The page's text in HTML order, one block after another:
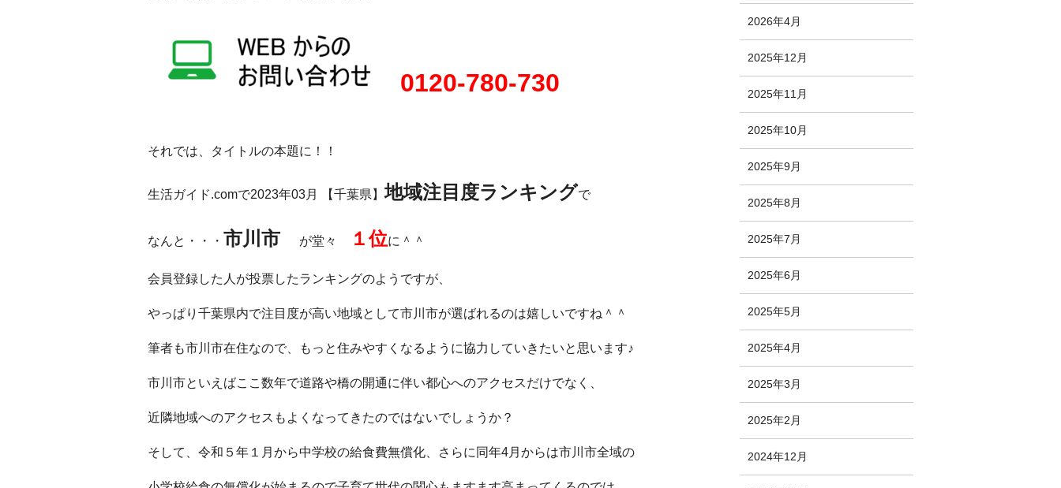
0120-780-730
それでは、タイトルの本題に！！
生活ガイド.comで2023年03月 【千葉県】地域注目度ランキングで
なんと・・・ 市川市 が堂々 １位に＾＾
会員登録した人が投票したランキングのようですが、
やっぱり千葉県内で注目度が高い地域として市川市が選ばれるのは嬉しいですね＾＾
筆者も市川市在住なので、もっと住みやすくなるように協力していきたいと思います♪
市川市といえばここ数年で道路や橋の開通に伴い都心へのアクセスだけでなく、
近隣地域へのアクセスもよくなってきたのではないでしょうか？
そして、令和５年１月から中学校の給食費無償化、さらに同年4月からは市川市全域の
2026年4月
2025年12月
2025年11月
2025年10月
2025年9月
2025年8月
2025年7月
2025年6月
2025年5月
2025年4月
2025年3月
2025年2月
2024年12月